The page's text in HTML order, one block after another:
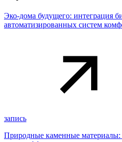
Эко-дома будущего: интеграция
автоматизированных систем
запись
Природные каменные материалы: